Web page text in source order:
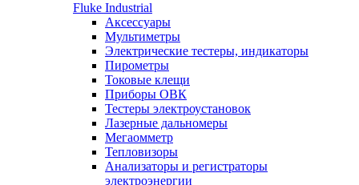
Fluke Industrial
Аксессуары
Мультиметры
Электрические тестеры, индикаторы
Пирометры
Токовые клещи
Приборы ОВК
Тестеры электроустановок
Лазерные дальномеры
Мегаомметр
Тепловизоры
Анализаторы и регистраторы
электроэнергии